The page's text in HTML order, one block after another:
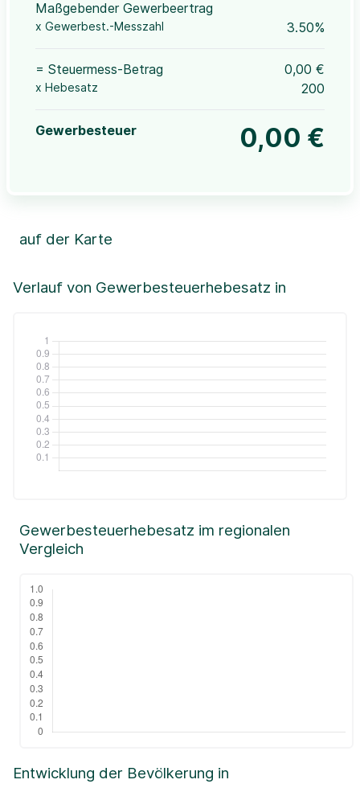
Maßgebender Gewerbeertrag
x Gewerbest.-Messzahl 3.50%
= Steuermess-Betrag 0,00 €
x Hebesatz 200
Gewerbesteuer 0,00 €
Verlauf von Gewerbesteuerhebesatz in
auf der Karte
+
Leaflet|©OpenStreetMap, ©CartoDB,
Entwicklung der Bevölkerung in
Gewerbesteuerhebesatz im regionalen
Vergleich